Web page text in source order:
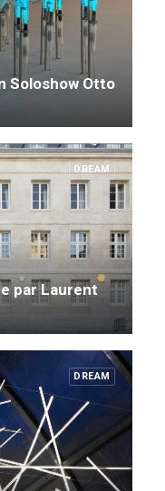
Soloshow Otto
DREAM
par Laurent
DREAM